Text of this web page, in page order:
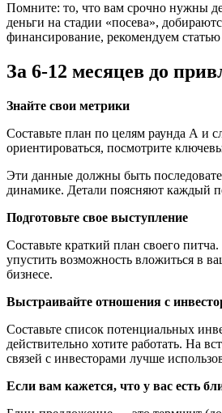
Помните: то, что вам срочно нужны
деньги на стадии «посева»,
финансирование, рекомендуем
За 6-12 месяцев до
Знайте свои метрики
Составьте план по целям раунда А и
ориентироваться, посмотрите
Эти данные должны быть
динамике. Детали поясняют каждый
Подготовьте свое выступление
Составьте краткий план своего
упустить возможность вложиться в
бизнесе.
Выстраивайте отношения с
Составьте список потенциальных
действительно хотите работать. На
связей с инвесторами лучше
Если вам кажется, что у вас есть